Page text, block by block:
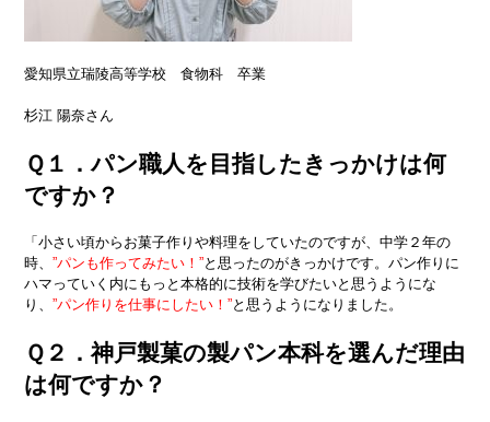
愛知県立瑞陵高等学校 食物科 卒業
杉江 陽奈さん
Ｑ１．パン職人を目指したきっかけは何
ですか？
「小さい頃からお菓子作りや料理をしていたのですが、中学２年の
時、”パンも作ってみたい！”と思ったのがきっかけです。パン作りに
ハマっていく内にもっと本格的に技術を学びたいと思うようにな
り、”パン作りを仕事にしたい！”と思うようになりました。
Ｑ２．神戸製菓の製パン本科を選んだ理由
は何ですか？